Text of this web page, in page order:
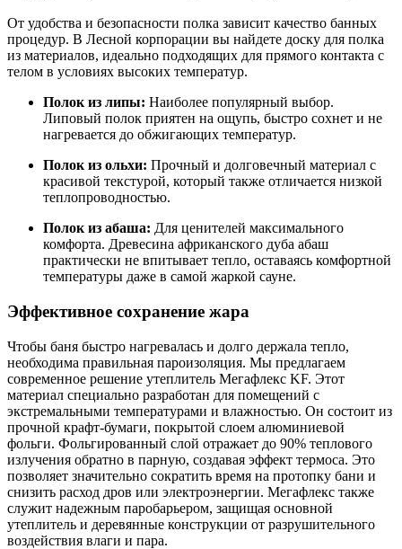
От удобства и безопасности полка зависит качество банных
процедур. В Лесной корпорации вы найдете доску для полка
из материалов, идеально подходящих для прямого контакта с
телом в условиях высоких температур.
Полок из липы: Наиболее популярный выбор.
Липовый полок приятен на ощупь, быстро сохнет и не
нагревается до обжигающих температур.
Полок из ольхи: Прочный и долговечный материал с
красивой текстурой, который также отличается низкой
теплопроводностью.
Полок из абаша: Для ценителей максимального
комфорта. Древесина африканского дуба абаш
практически не впитывает тепло, оставаясь комфортной
температуры даже в самой жаркой сауне.
Эффективное сохранение жара
Чтобы баня быстро нагревалась и долго держала тепло,
необходима правильная пароизоляция. Мы предлагаем
современное решение утеплитель Мегафлекс KF. Этот
материал специально разработан для помещений с
экстремальными температурами и влажностью. Он состоит из
прочной крафт-бумаги, покрытой слоем алюминиевой
фольги. Фольгированный слой отражает до 90% теплового
излучения обратно в парную, создавая эффект термоса. Это
позволяет значительно сократить время на протопку бани и
снизить расход дров или электроэнергии. Мегафлекс также
служит надежным паробарьером, защищая основной
утеплитель и деревянные конструкции от разрушительного
воздействия влаги и пара.